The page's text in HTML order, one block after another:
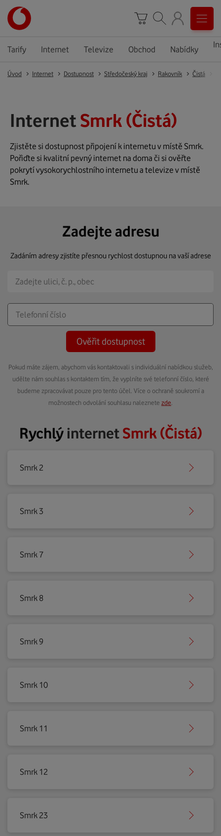
Tarify Internet Televize Obchod Nabídky
Úvod Internet Dostupnost Středočeský kraj Rakovník Čistá
Internet Smrk (Čistá)
Zjistěte si dostupnost připojení k internetu v místě Smrk.
Pořiďte si kvalitní pevný internet na doma či si ověřte
pokrytí vysokorychlostního internetu a televize v místě
Smrk.
Zadejte adresu
Zadáním adresy zjistíte přesnou rychlost dostupnou na vaší adrese
Ověřit dostupnost
Pokud máte zájem, abychom vás kontaktovali s individuální nabídkou služeb,
udělte nám souhlas s kontaktem tím, že vyplníte své telefonní číslo, které
budeme zpracovávat pouze pro tento účel. Více o ochraně soukromí a
možnostech odvolání souhlasu naleznete zde
RychlýinternetSmrk (Čistá)
Smrk 2
Smrk 3
Smrk 7
Smrk 8
Smrk 9
Smrk 10
Smrk 11
Smrk 12
Smrk 23